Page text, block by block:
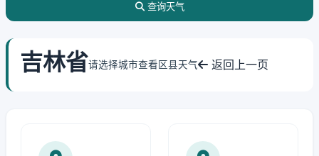
查询天气
吉林省请选择城市查看区县天气 返回上一页